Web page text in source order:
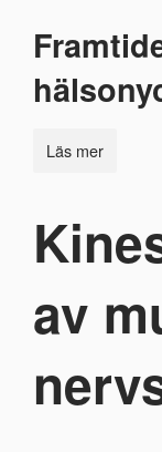
Läs mer
av